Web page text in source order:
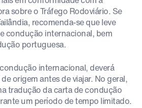
sobre o Tráfego Rodoviário. Se
recomenda-se que leve
condução internacional, bem
portuguesa.
internacional, deverá
origem antes de viajar. No geral,
tradução da carta de condução
um período de tempo limitado.